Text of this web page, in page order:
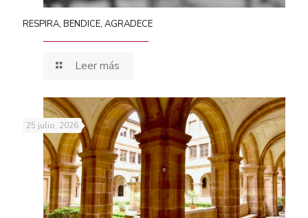
RESPIRA, BENDICE, AGRADECE
Leer más
25 julio, 2026